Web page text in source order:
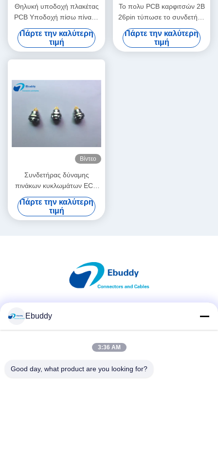
Θηλυκή υποδοχή πλακέτας
PCB Υποδοχή πίσω πίνακα
συμβατή με EEG 0K 4
ακίδων
Πάρτε την καλύτερη
τιμή
Το πολυ PCB καρφιτσών 2B
26pin τύπωσε το συνδετήρα
πινάκων κυκλωμάτων με την
αντιφατική υποδοχή
ECG.2B.326 Lemo
Πάρτε την καλύτερη
τιμή
Βίντεο
Συνδετήρας δύναμης
πινάκων κυκλωμάτων ECG
2B 26pin με την ιατρική
υποδοχή επιτροπής
δυνατότητας
Πάρτε την καλύτερη
τιμή
Ebuddy
3:36 AM
Good day, what product are you looking for?